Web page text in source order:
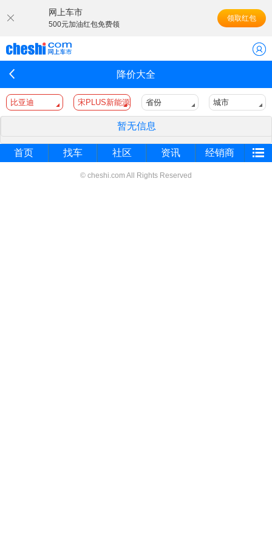
网上车市
500元加油红包免费领
领取红包
降价大全
比亚迪 宋PLUS新能源 省份 城市
暂无信息
首页 找车 社区 资讯 经销商
© cheshi.com All Rights Reserved